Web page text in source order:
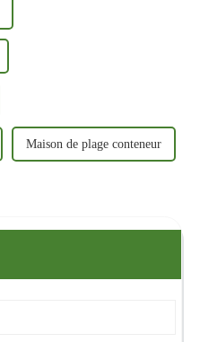
Maison de plage conteneur